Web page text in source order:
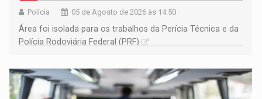
Polícia 05 de Agosto de 2026 às 14:50
Área foi isolada para os trabalhos da Perícia Técnica e da
Polícia Rodoviária Federal (PRF)